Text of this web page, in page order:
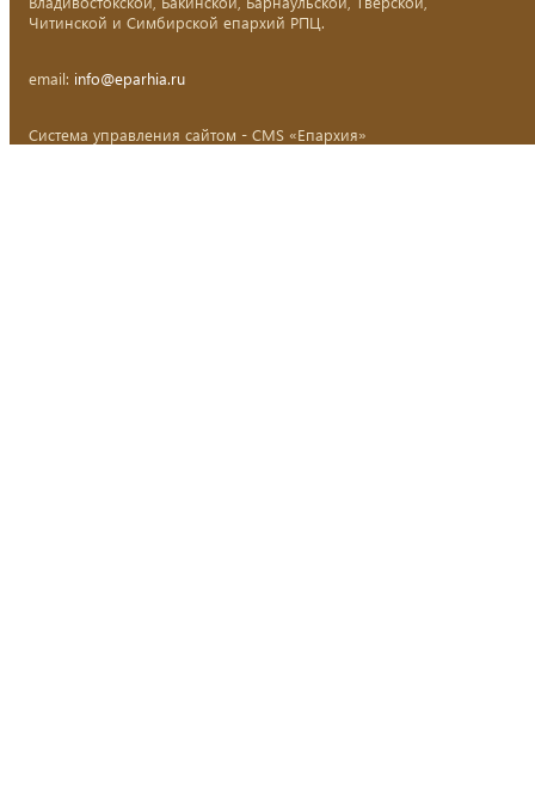
Читинской и Симбирской епархий РПЦ.
email: info@eparhia.ru
Система управления сайтом - CMS «Епархия»